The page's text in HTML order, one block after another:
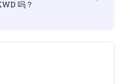
吗？